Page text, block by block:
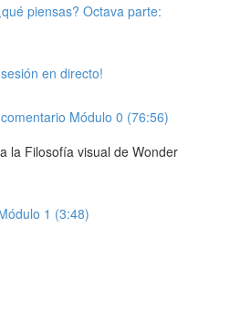
piensas? Octava parte:
en directo!
Módulo 0 (76:56)
la Filosofía visual de Wonder
1 (3:48)